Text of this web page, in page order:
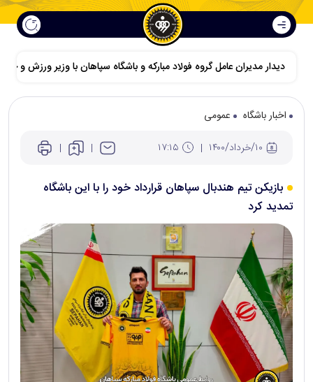
دیدار مدیران عامل گروه فولاد مبارکه و باشگاه سپاهان با وزیر ورزش و
اخبار باشگاه
عمومی
بازیکن تیم هندبال سپاهان قرارداد خود را با این باشگاه
تمدید کرد